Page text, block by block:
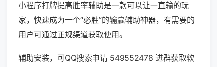
小程序打牌提高胜率辅助是一款可以让一直输的玩
家，快速成为一个“必胜”的输赢辅助神器，有需要的
用户可通过正规渠道获取使用。
辅助安装，可QQ搜索申请 549552478 进群获取软